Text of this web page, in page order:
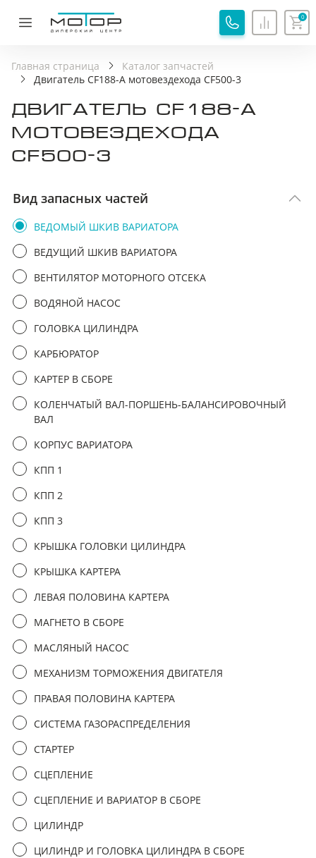
0
Главная страница
Каталог запчастей
Двигатель CF188-A мотовездехода CF500-3
ДВИГАТЕЛЬ CF188-A
МОТОВЕЗДЕХОДА
CF500-3
Вид запасных частей
ВЕДОМЫЙ ШКИВ ВАРИАТОРА
ВЕДУЩИЙ ШКИВ ВАРИАТОРА
ВЕНТИЛЯТОР МОТОРНОГО ОТСЕКА
ВОДЯНОЙ НАСОС
ГОЛОВКА ЦИЛИНДРА
КАРБЮРАТОР
КАРТЕР В СБОРЕ
КОЛЕНЧАТЫЙ ВАЛ-ПОРШЕНЬ-БАЛАНСИРОВОЧНЫЙ
ВАЛ
КОРПУС ВАРИАТОРА
КПП 1
КПП 2
КПП 3
КРЫШКА ГОЛОВКИ ЦИЛИНДРА
КРЫШКА КАРТЕРА
ЛЕВАЯ ПОЛОВИНА КАРТЕРА
МАГНЕТО В СБОРЕ
МАСЛЯНЫЙ НАСОС
МЕХАНИЗМ ТОРМОЖЕНИЯ ДВИГАТЕЛЯ
ПРАВАЯ ПОЛОВИНА КАРТЕРА
СИСТЕМА ГАЗОРАСПРЕДЕЛЕНИЯ
СТАРТЕР
СЦЕПЛЕНИЕ
СЦЕПЛЕНИЕ И ВАРИАТОР В СБОРЕ
ЦИЛИНДР
ЦИЛИНДР И ГОЛОВКА ЦИЛИНДРА В СБОРЕ
ОБРАТНАЯ СВЯЗЬ
Имя
Телефон
Я соглашаюсь сПолитикой обработки
данных
Я принимаюПользовательское соглашение
Я соглашаюсь на
СПАСИБО!
Хорошо